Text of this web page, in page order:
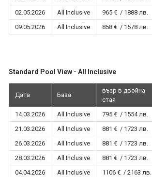
02.05.2026
All Inclusive 965 € / 1888 лв.
09.05.2026
All Inclusive 858 € / 1678 лв.
Standard Pool View - All Inclusive
Дата База
възр в двойна
стая
14.03.2026 All Inclusive 795 € / 1554 лв.
21.03.2026
All Inclusive 881 € / 1723 лв.
26.03.2026
All Inclusive 881 € / 1723 лв.
28.03.2026
All Inclusive 881 € / 1723 лв.
04.04.2026
All Inclusive 1106 € / 2163 лв.